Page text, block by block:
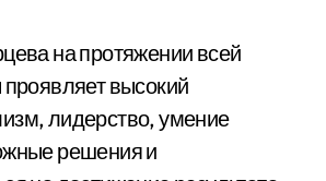
на протяжении всей
высокий
лидерство, умение
решения и